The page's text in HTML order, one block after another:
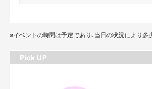
※イベントの時間は予定であり、当日の状況により多
Pick UP